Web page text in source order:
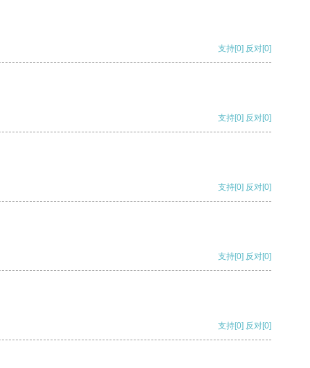
支持[0] 反对[0]
支持[0] 反对[0]
支持[0] 反对[0]
支持[0] 反对[0]
支持[0] 反对[0]